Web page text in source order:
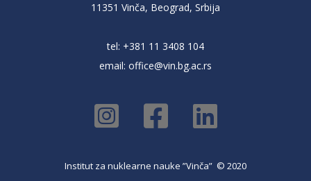
11351 Vinča, Beograd, Srbija
tel: +381 11 3408 104
email: office@vin.bg.ac.rs
Institut za nuklearne nauke ”Vinča” © 2020